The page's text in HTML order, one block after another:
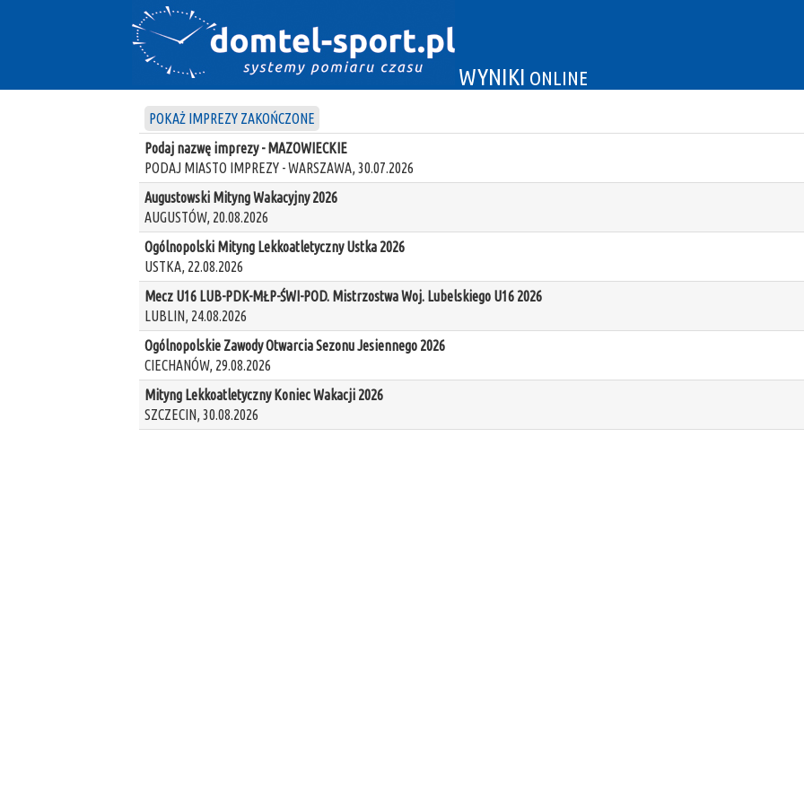
WYNIKI ONLINE
POKAŻ IMPREZY ZAKOŃCZONE
Podaj nazwę imprezy - MAZOWIECKIE
PODAJ MIASTO IMPREZY - WARSZAWA, 30.07.2026
Augustowski Mityng Wakacyjny 2026
AUGUSTÓW, 20.08.2026
Ogólnopolski Mityng Lekkoatletyczny Ustka 2026
USTKA, 22.08.2026
Mecz U16 LUB-PDK-MŁP-ŚWI-POD. Mistrzostwa Woj. Lubelskiego U16 2026
LUBLIN, 24.08.2026
Ogólnopolskie Zawody Otwarcia Sezonu Jesiennego 2026
CIECHANÓW, 29.08.2026
Mityng Lekkoatletyczny Koniec Wakacji 2026
SZCZECIN, 30.08.2026